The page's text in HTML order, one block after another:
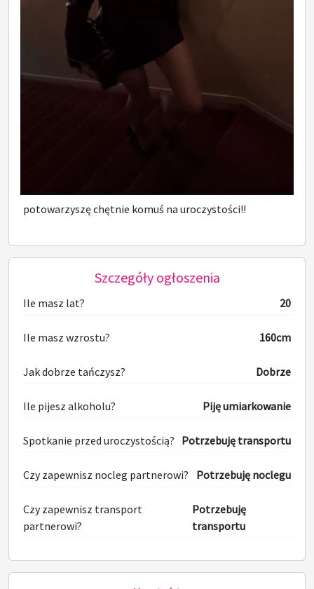
potowarzyszę chętnie komuś na uroczystości!!
Szczegóły ogłoszenia
Ile masz lat? 20
Ile masz wzrostu? 160cm
Jak dobrze tańczysz? Dobrze
Ile pijesz alkoholu? Piję umiarkowanie
Spotkanie przed uroczystością? Potrzebuję transportu
Czy zapewnisz nocleg partnerowi? Potrzebuję noclegu
Czy zapewnisz transport
partnerowi?
Potrzebuję
transportu